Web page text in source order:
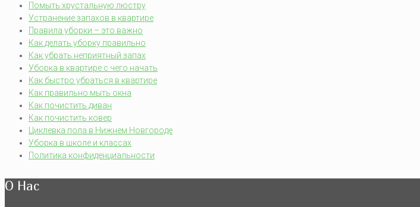
Помыть хрустальную люстру
Устранение запахов в квартире
Правила уборки – это важно
Как делать уборку правильно
Как убрать неприятный запах
Уборка в квартире с чего начать
Как быстро убраться в квартире
Как правильно мыть окна
Как почистить диван
Как почистить ковер
Циклевка пола в Нижнем Новгороде
Уборка в школе и классах
Политика конфиденциальности
О Нас